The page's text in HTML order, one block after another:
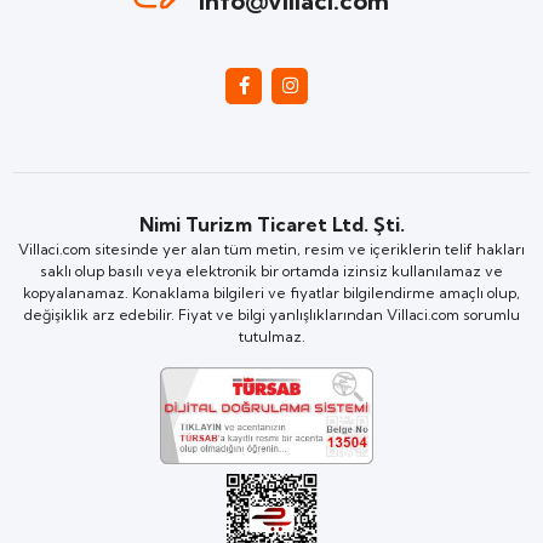
Nimi Turizm Ticaret Ltd. Şti.
Villaci.com sitesinde yer alan tüm metin, resim ve içeriklerin telif hakları
saklı olup basılı veya elektronik bir ortamda izinsiz kullanılamaz ve
kopyalanamaz. Konaklama bilgileri ve fiyatlar bilgilendirme amaçlı olup,
değişiklik arz edebilir. Fiyat ve bilgi yanlışlıklarından Villaci.com sorumlu
tutulmaz.